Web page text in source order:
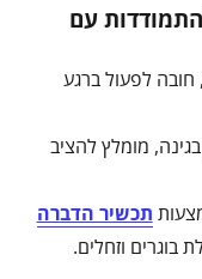
עם
חובה לפעול ברגע
מומלץ להציב
תכשיר הדברה
בוגרים וזחלים.